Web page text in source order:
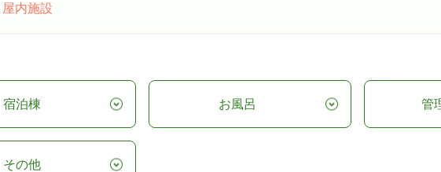
屋内施設
宿泊棟 お風呂 管
その他